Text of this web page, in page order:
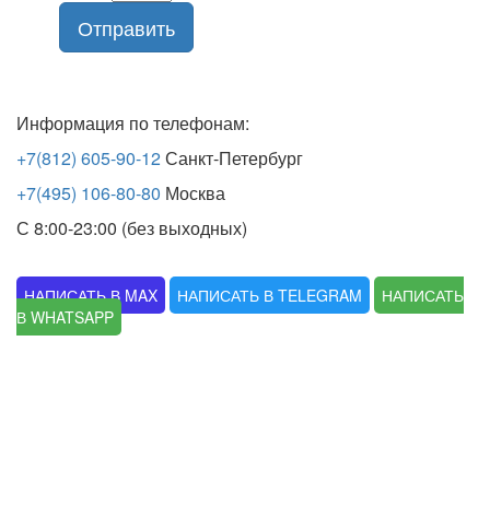
Отправить
Информация по телефонам:
+7(812) 605-90-12Санкт-Петербург
+7(495) 106-80-80 Москва
С 8:00-23:00 (без выходных)
НАПИСАТЬ В MAX НАПИСАТЬ В TELEGRAM
НАПИСАТЬ
В WHATSAPP